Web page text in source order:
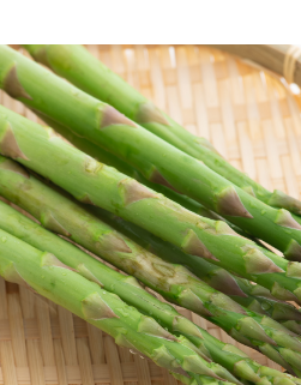
ラレルワーカー
主・フリーラン
・フリーランス